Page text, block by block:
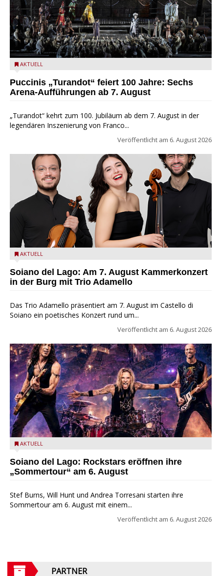
Turandot in der Arena von Verona - Ennevi für Fondazione
AKTUELL
Puccinis „Turandot“ feiert 100 Jahre: Sechs
Arena-Aufführungen ab 7. August
„Turandot“ kehrt zum 100. Jubiläum ab dem 7. August in der
legendären Inszenierung von Franco...
Veröffentlicht am 6. August 2026
Trio Adamello
AKTUELL
Soiano del Lago: Am 7. August Kammerkonzert
in der Burg mit Trio Adamello
Das Trio Adamello präsentiert am 7. August im Castello di
Soiano ein poetisches Konzert rund um...
Veröffentlicht am 6. August 2026
Stef Burns, Will Hunt und Andrea Torresani im Summer Rock
AKTUELL
Soiano del Lago: Rockstars eröffnen ihre
„Sommertour“ am 6. August
Stef Burns, Will Hunt und Andrea Torresani starten ihre
Sommertour am 6. August mit einem...
Veröffentlicht am 6. August 2026
PARTNER